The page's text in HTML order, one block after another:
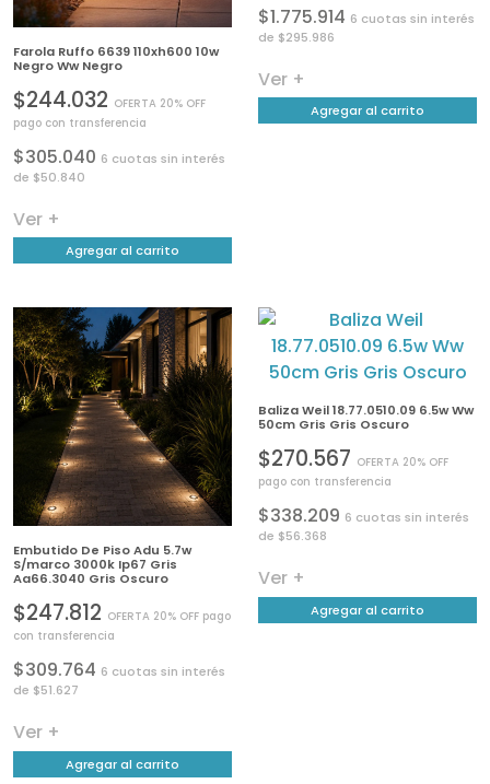
Farola Ruffo 6639 110xh600 10w
Negro Ww Negro
$244.032 OFERTA 20% OFF
pago con transferencia
$305.040 6 cuotas sin interés
de $50.840
Ver +
Agregar al carrito
$1.775.914 6 cuotas sin interés
de $295.986
Ver +
Agregar al carrito
Embutido De Piso Adu 5.7w
S/marco 3000k Ip67 Gris
Aa66.3040 Gris Oscuro
$247.812 OFERTA 20% OFF pago
con transferencia
$309.764 6 cuotas sin interés
de $51.627
Ver +
Agregar al carrito
Baliza Weil 18.77.0510.09 6.5w Ww
50cm Gris Gris Oscuro
$270.567 OFERTA 20% OFF
pago con transferencia
$338.209 6 cuotas sin interés
de $56.368
Ver +
Agregar al carrito